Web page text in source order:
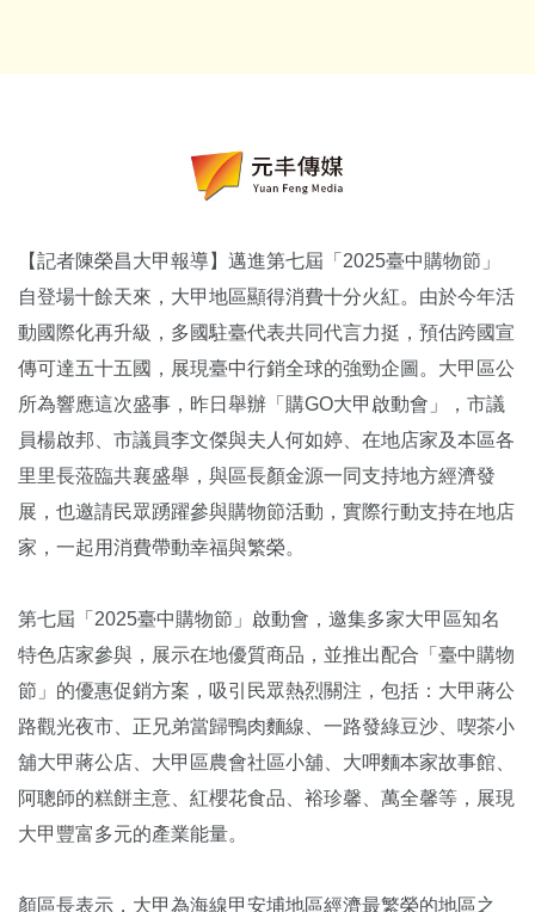
【記者陳榮昌大甲報導】邁進第七屆「2025臺中購物節」
自登場十餘天來，大甲地區顯得消費十分火紅。由於今年活
動國際化再升級，多國駐臺代表共同代言力挺，預估跨國宣
傳可達五十五國，展現臺中行銷全球的強勁企圖。大甲區公
所為響應這次盛事，昨日舉辦「購GO大甲啟動會」，市議
員楊啟邦、市議員李文傑與夫人何如婷、在地店家及本區各
里里長蒞臨共襄盛舉，與區長顏金源一同支持地方經濟發
展，也邀請民眾踴躍參與購物節活動，實際行動支持在地店
家，一起用消費帶動幸福與繁榮。
第七屆「2025臺中購物節」啟動會，邀集多家大甲區知名
特色店家參與，展示在地優質商品，並推出配合「臺中購物
節」的優惠促銷方案，吸引民眾熱烈關注，包括：大甲蔣公
路觀光夜市、正兄弟當歸鴨肉麵線、一路發綠豆沙、喫茶小
舖大甲蔣公店、大甲區農會社區小舖、大呷麵本家故事館、
阿聰師的糕餅主意、紅櫻花食品、裕珍馨、萬全馨等，展現
大甲豐富多元的產業能量。
顏區長表示，大甲為海線甲安埔地區經濟最繁榮的地區之